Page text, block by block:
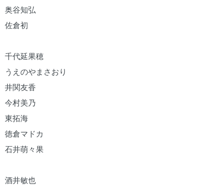
奥谷知弘
佐倉初
千代延果穂
うえのやまさおり
井関友香
今村美乃
東拓海
徳倉マドカ
石井萌々果
酒井敏也